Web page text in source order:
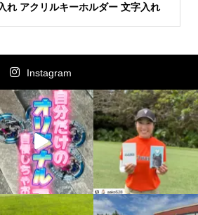
れ アクリルキーホルダー 文字入れ
Instagram